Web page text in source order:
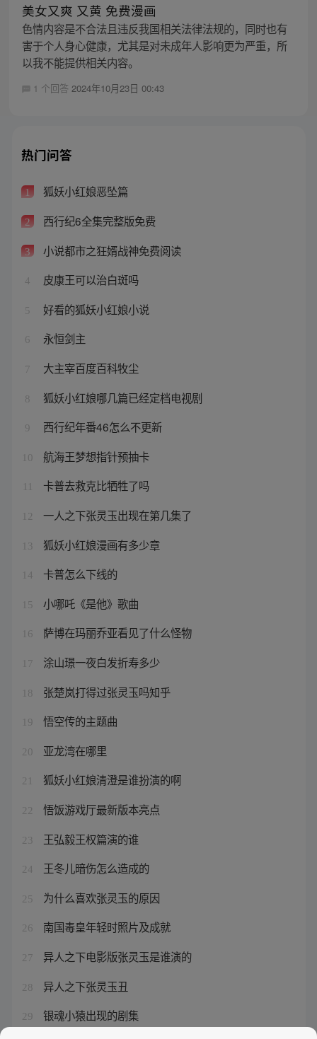
美女又爽 又黄 免费漫画
色情内容是不合法且违反我国相关法律法规的，同时也有
害于个人身心健康，尤其是对未成年人影响更为严重，所
以我不能提供相关内容。
1 个回答 2024年10月23日 00:43
热门问答
1 狐妖小红娘恶坠篇
2 西行纪6全集完整版免费
3 小说都市之狂婿战神免费阅读
4 皮康王可以治白斑吗
5 好看的狐妖小红娘小说
6 永恒剑主
7 大主宰百度百科牧尘
8 狐妖小红娘哪几篇已经定档电视剧
9 西行纪年番46怎么不更新
10 航海王梦想指针预抽卡
卡普去救克比牺牲了吗
12 一人之下张灵玉出现在第几集了
13 狐妖小红娘漫画有多少章
14 卡普怎么下线的
15 小哪吒《是他》歌曲
16 萨博在玛丽乔亚看见了什么怪物
17 涂山璟一夜白发折寿多少
18 张楚岚打得过张灵玉吗知乎
19 悟空传的主题曲
20 亚龙湾在哪里
21 狐妖小红娘清澄是谁扮演的啊
22 悟饭游戏厅最新版本亮点
23 王弘毅王权篇演的谁
24 王冬儿暗伤怎么造成的
25 为什么喜欢张灵玉的原因
26 南国毒皇年轻时照片及成就
27 异人之下电影版张灵玉是谁演的
28 异人之下张灵玉丑
29
银魂小猿出现的剧集